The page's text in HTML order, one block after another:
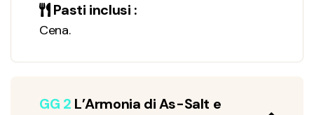
Pasti inclusi :
Cena.
GG 2 L’Armonia di As-Salt e